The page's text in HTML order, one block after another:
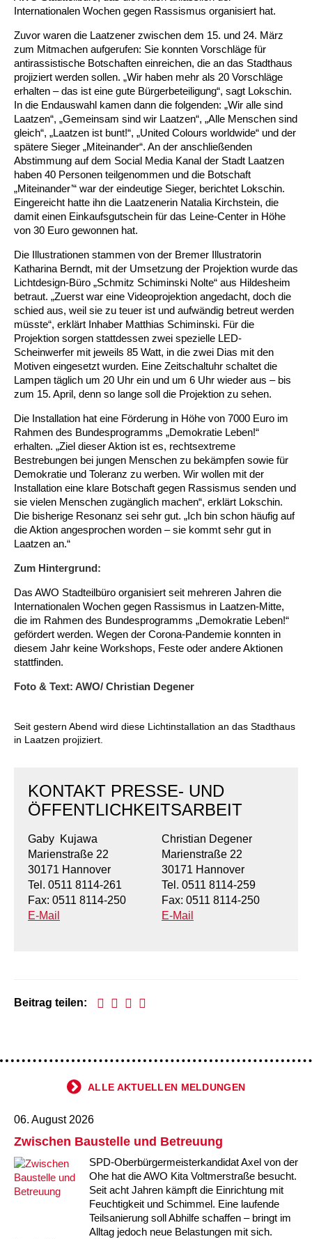
Ortsverein Barsinghausen
Ortsverein Bennigsen
Ortsverein Bredenbeck
Ortsverein Garbsen
Ortsverein Fuhrberg
Ortsverein Berenbostel
Ortsverein Burgdorf
Ortsverein Burgdorf
Kindertagesstätte Gehägestraße
Kindertagesstätte Gottfried-Keller-Straße /
Familienzentrum
Kindertagesstätte Große Pranke
Kindertagesstätte Herbartstraße
Kindertagesstätte Hiltrud-Grote-Weg
Kindertagesstätte Ibykusweg / Familienzentrum
Kindertagesstätte Johannes-Lau-Hof
Kindertagesstätte Klaus-Müller-Kilian-Weg /
“Mäuseburg” / Familienzentrum
Kindertagesstätte König-Ludwig-Straße
Kindertagesstätte Langes Feld “Deisterspatzen”
Kindertagesstätte Moorlilienweg /
Familienzentrum
Kindertagesstätte Petermannstraße /
Familienzentrum
Kindertagesstätte Pfarrlandplatz
Krippe Schleswiger Straße
Kindertagesstätte Schneiderberg
Kindertagesstätte Sylter Weg
Kindertagesstätte Voltmerstraße
Kindertagesstätte Freudenthalstraße /
Familienzentrum
Kindertagesstätte Freytagstraße
Kindertagesstätte Gehägestraße
Kindertagesstätte Gorch-Fock-Straße
Kindertagesstätte Gottfried-Keller-Straße /
Familienzentrum
Kindertagesstätte Harenberger Straße
Kindertagesstätte Herbartstraße
Kindertagesstätte Hiltrud-Grote-Weg
Kindertagesstätte Ibykusweg / Familienzentrum
Kindertagesstätte Johannes-Lau-Hof
Kindertagesstätte Kapellenbrink /
Familienzentrum
Kindertagesstätte Klaus-Müller-Kilian-Weg /
“Mäuseburg” / Familienzentrum
Kindertagesstätte König-Ludwig-Straße
Kindertagesstätte Levester Straße
Offene Sprach-Sprechstunde
Kindertagesstätte Moorlilienweg /
Familienzentrum
Kindertagesstätte Mühenkamp / Familienzentrum
Kindertagesstätte Pfarrlandplatz
Kindertagesstätte Rosenbergstraße
Kindertagesstätte Schneiderberg
Kindertagesstätte Schweriner Straße /
Familienzentrum
Kindertagesstätte Sylter Weg
Kindertagesstätte Rosenbergstraße
Hort Salzmannstraße
Kindertagesstätte Schweriner Straße /
Familienzentrum
Außenstelle Hort Stenhusenstraße
Kindertagesstätte Sylter Weg
Kindertagesstätte Petermannstraße /
Familienzentrum
Kindertagesstätte Schweriner Straße /
Familienzentrum
Yoga mit Baby
Yoga in der Schwangerschaft
Stretch und Relax
Fitness für Frauen
Pflege und Wohnen
Behördenbegleitung und Formularausfüllhilfe
Mehrsprachige Beratung
Wegweiser Seniorenkompass
Infotelefon
Migration
Berufssprachkurse
Migrationsberatung für junge Menschen
Interkulturelle Beratung für ältere Menschen
Menschen mit Behinderungen
Internationalen Wochen gegen Rassismus organisiert hat.
Zuvor waren die Laatzener zwischen dem 15. und 24. März
zum Mitmachen aufgerufen: Sie konnten Vorschläge für
antirassistische Botschaften einreichen, die an das Stadthaus
projiziert werden sollen. „Wir haben mehr als 20 Vorschläge
erhalten – das ist eine gute Bürgerbeteiligung“, sagt Lokschin.
In die Endauswahl kamen dann die folgenden: „Wir alle sind
Laatzen“, „Gemeinsam sind wir Laatzen“, „Alle Menschen sind
gleich“, „Laatzen ist bunt!“, „United Colours worldwide“ und der
spätere Sieger „Miteinander“. An der anschließenden
Abstimmung auf dem Social Media Kanal der Stadt Laatzen
haben 40 Personen teilgenommen und die Botschaft
„Miteinander’“ war der eindeutige Sieger, berichtet Lokschin.
Eingereicht hatte ihn die Laatzenerin Natalia Kirchstein, die
damit einen Einkaufsgutschein für das Leine-Center in Höhe
von 30 Euro gewonnen hat.
Die Illustrationen stammen von der Bremer Illustratorin
Katharina Berndt, mit der Umsetzung der Projektion wurde das
Lichtdesign-Büro „Schmitz Schiminski Nolte“ aus Hildesheim
betraut. „Zuerst war eine Videoprojektion angedacht, doch die
schied aus, weil sie zu teuer ist und aufwändig betreut werden
müsste“, erklärt Inhaber Matthias Schiminski. Für die
Projektion sorgen stattdessen zwei spezielle LED-
Scheinwerfer mit jeweils 85 Watt, in die zwei Dias mit den
Motiven eingesetzt wurden. Eine Zeitschaltuhr schaltet die
Lampen täglich um 20 Uhr ein und um 6 Uhr wieder aus – bis
zum 15. April, denn so lange soll die Projektion zu sehen.
Die Installation hat eine Förderung in Höhe von 7000 Euro im
Rahmen des Bundesprogramms „Demokratie Leben!“
erhalten. „Ziel dieser Aktion ist es, rechtsextreme
Bestrebungen bei jungen Menschen zu bekämpfen sowie für
Demokratie und Toleranz zu werben. Wir wollen mit der
Installation eine klare Botschaft gegen Rassismus senden und
sie vielen Menschen zugänglich machen“, erklärt Lokschin.
Die bisherige Resonanz sei sehr gut. „Ich bin schon häufig auf
die Aktion angesprochen worden – sie kommt sehr gut in
Laatzen an.“
Zum Hintergrund:
Das AWO Stadteilbüro organisiert seit mehreren Jahren die
Internationalen Wochen gegen Rassismus in Laatzen-Mitte,
die im Rahmen des Bundesprogramms „Demokratie Leben!“
gefördert werden. Wegen der Corona-Pandemie konnten in
diesem Jahr keine Workshops, Feste oder andere Aktionen
stattfinden.
Foto & Text: AWO/ Christian Degener
Seit gestern Abend wird diese Lichtinstallation an das Stadthaus
in Laatzen projiziert.
KONTAKT PRESSE- UND
ÖFFENTLICHKEITSARBEIT
Gaby Kujawa
Marienstraße 22
30171 Hannover
Tel. 0511 8114-261
Fax: 0511 8114-250
E-Mail
Christian Degener
Marienstraße 22
30171 Hannover
Tel. 0511 8114-259
Fax: 0511 8114-250
E-Mail
Beitrag teilen:
ALLE AKTUELLEN MELDUNGEN
06. August 2026
Zwischen Baustelle und Betreuung
SPD-Oberbürgermeisterkandidat Axel von der
Ohe hat die AWO Kita Voltmerstraße besucht.
Seit acht Jahren kämpft die Einrichtung mit
Feuchtigkeit und Schimmel. Eine laufende
Teilsanierung soll Abhilfe schaffen – bringt im
Alltag jedoch neue Belastungen mit sich.